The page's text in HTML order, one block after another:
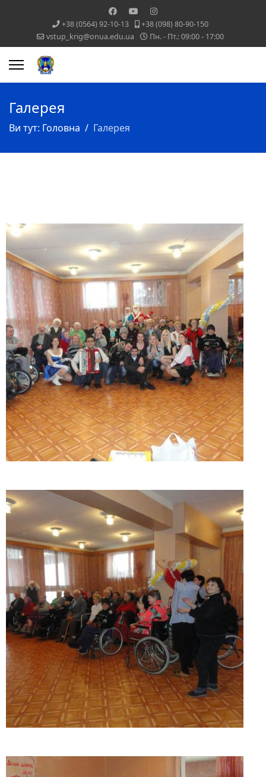
+38 (0564) 92-10-13
+38 (098) 80-90-150
vstup_krig@onua.edu.ua
Пн. - Пт.: 09:00 - 17:00
Галерея
Ви тут: Головна Галерея